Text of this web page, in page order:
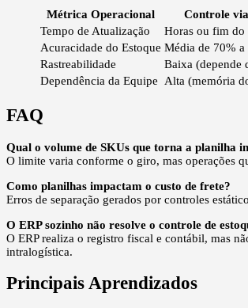
Métrica Operacional Controle
Tempo de Atualização
Horas ou fim do
Acuracidade do Estoque Média de 70% a
Rastreabilidade
Baixa (depende
Dependência da Equipe Alta (memória
FAQ
Qual o volume de SKUs que torna a planilha
O limite varia conforme o giro, mas operações
Como planilhas impactam o custo de frete?
Erros de separação gerados por controles
O ERP sozinho não resolve o controle de
O ERP realiza o registro fiscal e contábil, mas
intralogística.
Principais Aprendizados